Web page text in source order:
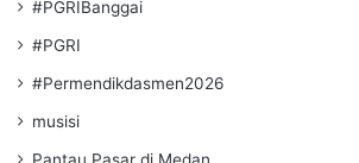
#PGRIBanggai
#PGRI
#Permendikdasmen2026
musisi